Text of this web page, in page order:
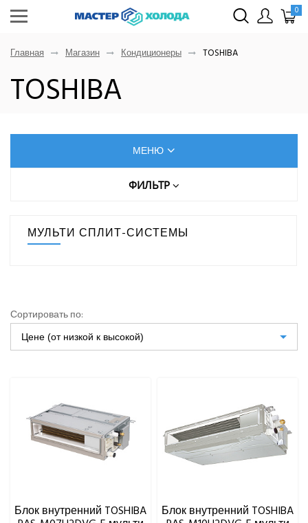
0
Главная Магазин Кондиционеры TOSHIBA
TOSHIBA
МЕНЮ
Dahatsu
Ynovik
Yuetu
Centek
Daikin
DAICOND
EXPERTAIR by ZILON
ФИЛЬТР
ДЛИНА ФРЕОНОВОЙ ТРАССЫ, М
УРОВЕНЬ ШУМА ВНУТРЕННЕГО БЛОКА МИНИМАЛЬНЫЙ,
ДБ(А)
ИНВЕРТОРНАЯ ТЕХНОЛОГИЯ
МУЛЬТИ СПЛИТ-СИСТЕМЫ
Сортировать по:
Цене (от низкой к высокой)
Блок внутренний TOSHIBA Блок внутренний TOSHIBA